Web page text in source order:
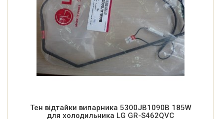
Тен відтайки випарника 5300JB1090B 185W
для холодильника LG GR-S462QVC